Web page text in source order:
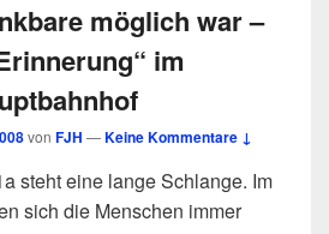
möglich war –
im
von FJH —Keine Kommentare ↓
steht eine lange Schlange. Im
sich die Menschen immer